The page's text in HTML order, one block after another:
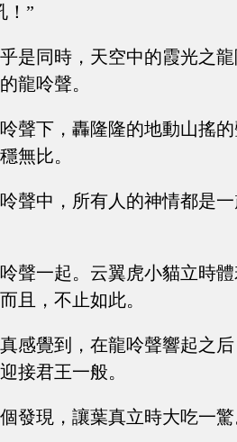
！”
是同時，天空中的霞光之
龍呤聲。
聲下，轟隆隆的地動山搖
無比。
聲中，所有人的神情都是
聲一起。云翼虎小貓立時
且，不止如此。
感覺到，在龍呤聲響起之
接君王一般。
發現，讓葉真立時大吃一